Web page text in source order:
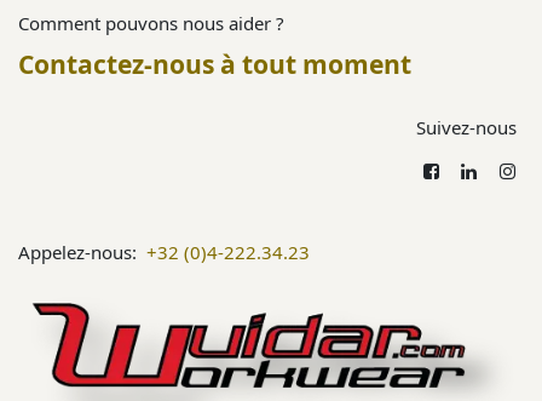
Comment pouvons nous aider ?
Contactez-nous à tout moment
Suivez-nous
Appelez-nous: +32 (0)4-222.34.23